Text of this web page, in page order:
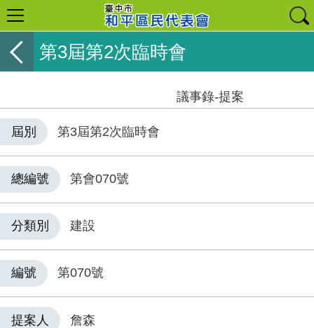
第3屆第2次臨時會
議事錄-提案
屆別 第3屆第2次臨時會
總編號 第會070號
分類別 建設
編號 第070號
提案人 詹森